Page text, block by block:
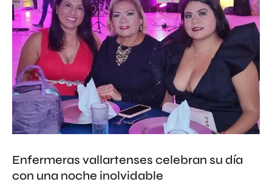
Enfermeras vallartenses celebran su día
con una noche inolvidable